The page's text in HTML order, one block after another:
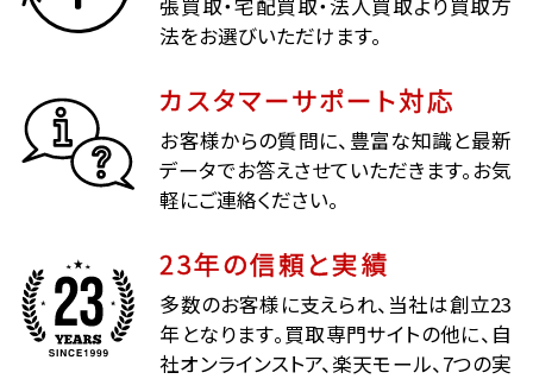
張買取・宅配買取・法人買取より買取方
法をお選びいただけます。
カスタマーサポート対応
お客様からの質問に、豊富な知識と最新
データでお答えさせていただきます。お気
軽にご連絡ください。
23年の信頼と実績
多数のお客様に支えられ、当社は創立23
年となります。買取専門サイトの他に、自
社オンラインストア、楽天モール、7つの実